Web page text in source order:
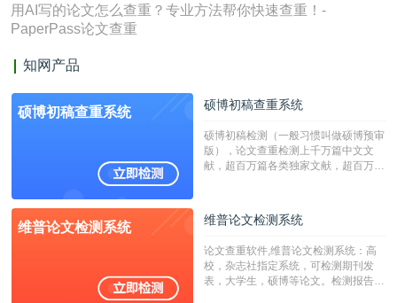
用AI写的论文怎么查重？专业方法帮你快速查重！-
PaperPass论文查重
知网产品
硕博初稿查重系统 硕博初稿查重系统
硕博初稿检测（一般习惯叫做硕博预审
版），论文查重检测上千万篇中文文
献，超百万篇各类独家文献，超百万港
校用来检测硕博论文的系统，检测范围
广，数据来源真实，检测算法合理!本
字符数30万）
维普论文检测系统 维普论文检测系统
论文查重软件,维普论文检测系统：高
校，杂志社指定系统，可检测期刊发
表，大学生，硕博等论文。检测报告支